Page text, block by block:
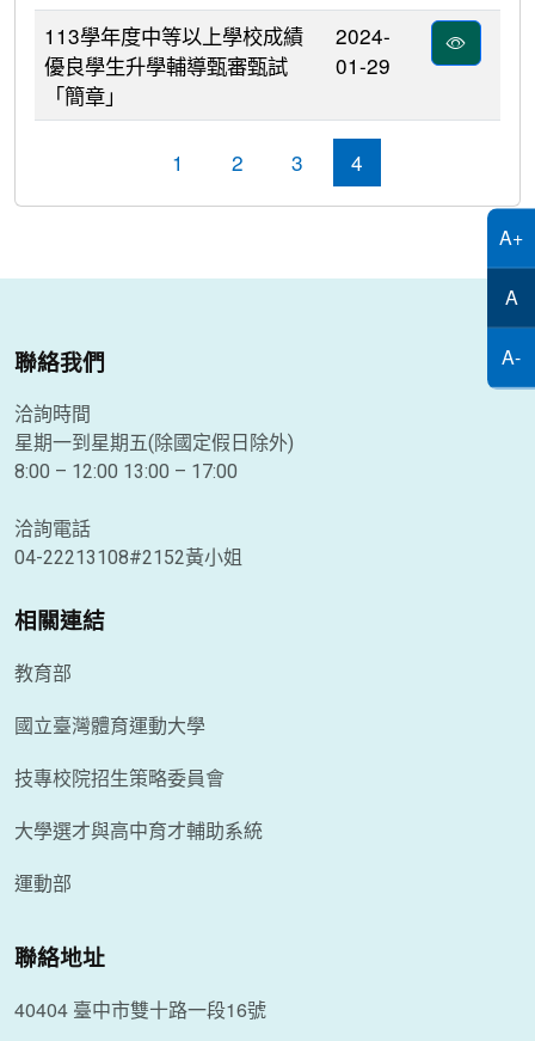
113學年度中等以上學校成績
優良學生升學輔導甄審甄試
「簡章」
2024-
01-29
1 2 3 4
聯絡我們
洽詢時間
星期一到星期五(除國定假日除外)
8:00 – 12:00 13:00 – 17:00
洽詢電話
04-22213108#2152黃小姐
相關連結
教育部
國立臺灣體育運動大學
技專校院招生策略委員會
大學選才與高中育才輔助系統
運動部
聯絡地址
40404 臺中市雙十路一段16號
A+
A
A-